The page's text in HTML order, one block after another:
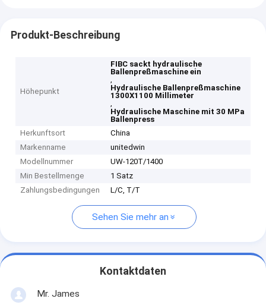
Produkt-Beschreibung
Höhepunkt
FIBC sackt hydraulische
Ballenpreßmaschine ein
,
Hydraulische Ballenpreßmaschine
1300X1100 Millimeter
,
Hydraulische Maschine mit 30 MPa
Ballenpress
Herkunftsort
China
Markenname
unitedwin
Modellnummer
UW-120T/1400
Min Bestellmenge
1 Satz
Zahlungsbedingungen
L/C, T/T
Sehen Sie mehr an
Kontaktdaten
Mr. James